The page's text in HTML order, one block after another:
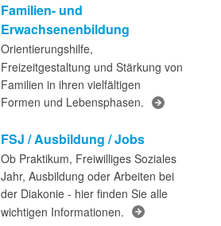
Familien- und
Erwachsenenbildung
Orientierungshilfe,
Freizeitgestaltung und Stärkung von
Familien in ihren vielfältigen
Formen und Lebensphasen.
FSJ / Ausbildung / Jobs
Ob Praktikum, Freiwilliges Soziales
Jahr, Ausbildung oder Arbeiten bei
der Diakonie - hier finden Sie alle
wichtigen Informationen.